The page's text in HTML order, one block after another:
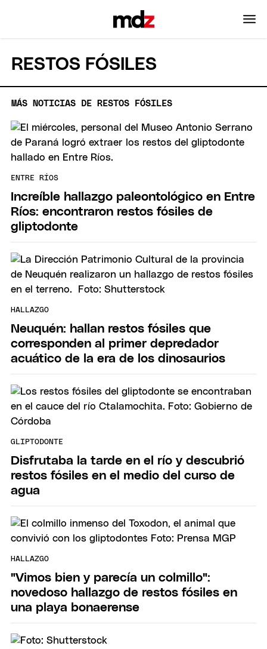
RESTOS FÓSILES
MÁS NOTICIAS DE RESTOS FÓSILES
ENTRE RÍOS
Increíble hallazgo paleontológico en Entre
Ríos: encontraron restos fósiles de
gliptodonte
HALLAZGO
Neuquén: hallan restos fósiles que
corresponden al primer depredador
acuático de la era de los dinosaurios
GLIPTODONTE
Disfrutaba la tarde en el río y descubrió
restos fósiles en el medio del curso de
agua
HALLAZGO
"Vimos bien y parecía un colmillo":
novedoso hallazgo de restos fósiles en
una playa bonaerense